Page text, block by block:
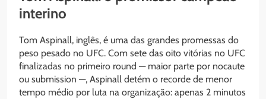
interino
Tom Aspinall, inglês, é uma das grandes promessas do
peso pesado no UFC. Com sete das oito vitórias no UFC
finalizadas no primeiro round — maior parte por nocaute
ou submission —, Aspinall detém o recorde de menor
tempo médio por luta na organização: apenas 2 minutos